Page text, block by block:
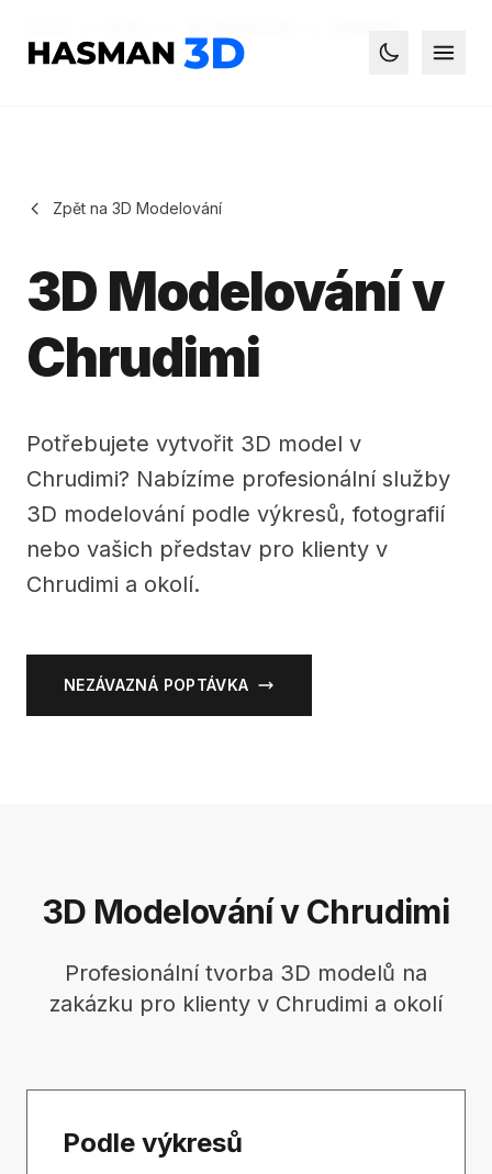
Hasman3D - 3D tisk
Zpět na 3D Modelování
3D Modelování v
Chrudimi
Potřebujete vytvořit 3D model v
Chrudimi? Nabízíme profesionální služby
3D modelování podle výkresů, fotografií
nebo vašich představ pro klienty v
Chrudimi a okolí.
NEZÁVAZNÁ POPTÁVKA
3D Modelování v Chrudimi
Profesionální tvorba 3D modelů na
zakázku pro klienty v Chrudimi a okolí
Podle výkresů